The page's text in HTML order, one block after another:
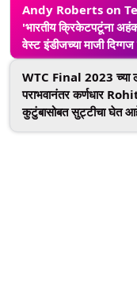
Andy Roberts on
'भारतीय क्रिकेटपटूंना
वेस्ट इंडीजच्या माजी
संघावर केली टीका
WTC Final 2023 च्या
पराभवानंतर कर्णधार
कुटुंबासोबत सुट्टीचा घेत